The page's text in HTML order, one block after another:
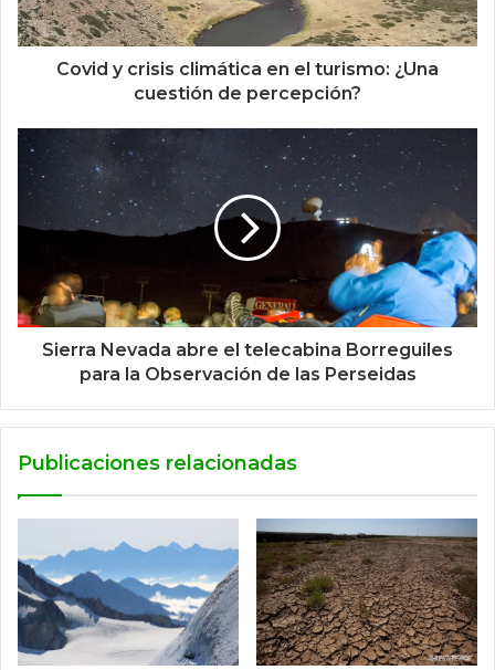
Covid y crisis climática en el turismo: ¿Una
cuestión de percepción?
Sierra Nevada abre el telecabina Borreguiles
para la Observación de las Perseidas
Publicaciones relacionadas